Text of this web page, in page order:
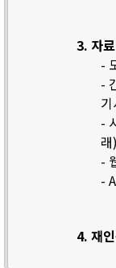
3. 자
-
-
-
래)
-
-
4. 재